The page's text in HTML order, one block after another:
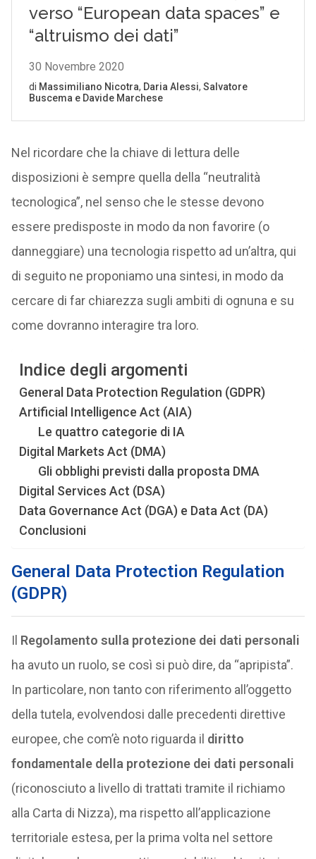
Nel ricordare che la chiave di lettura delle
disposizioni è sempre quella della “neutralità
tecnologica”, nel senso che le stesse devono
essere predisposte in modo da non favorire (o
danneggiare) una tecnologia rispetto ad un’altra, qui
di seguito ne proponiamo una sintesi, in modo da
cercare di far chiarezza sugli ambiti di ognuna e su
come dovranno interagire tra loro.
Indice degli argomenti
General Data Protection Regulation (GDPR)
Artificial Intelligence Act (AIA)
Le quattro categorie di IA
Digital Markets Act (DMA)
Gli obblighi previsti dalla proposta DMA
Digital Services Act (DSA)
Data Governance Act (DGA) e Data Act (DA)
Conclusioni
General Data Protection Regulation
(GDPR)
Il Regolamento sulla protezione dei dati personali
ha avuto un ruolo, se così si può dire, da “apripista”.
In particolare, non tanto con riferimento all’oggetto
della tutela, evolvendosi dalle precedenti direttive
europee, che com’è noto riguarda il diritto
fondamentale della protezione dei dati personali
(riconosciuto a livello di trattati tramite il richiamo
alla Carta di Nizza), ma rispetto all’applicazione
territoriale estesa, per la prima volta nel settore